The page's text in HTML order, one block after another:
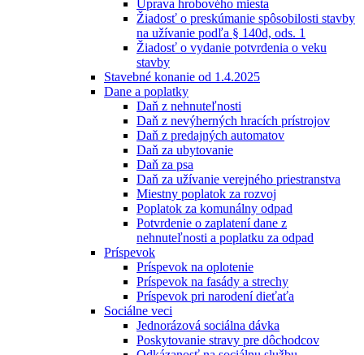
Úprava hrobového miesta
Žiadosť o preskúmanie spôsobilosti stavby
na užívanie podľa § 140d, ods. 1
Žiadosť o vydanie potvrdenia o veku
stavby
Stavebné konanie od 1.4.2025
Dane a poplatky
Daň z nehnuteľnosti
Daň z nevýherných hracích prístrojov
Daň z predajných automatov
Daň za ubytovanie
Daň za psa
Daň za užívanie verejného priestranstva
Miestny poplatok za rozvoj
Poplatok za komunálny odpad
Potvrdenie o zaplatení dane z
nehnuteľnosti a poplatku za odpad
Príspevok
Príspevok na oplotenie
Príspevok na fasády a strechy
Príspevok pri narodení dieťaťa
Sociálne veci
Jednorázová sociálna dávka
Poskytovanie stravy pre dôchodcov